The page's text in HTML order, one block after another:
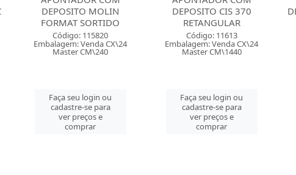
DEPOSITO CIS 370
RETANGULAR
Código: 11613
Embalagem: Venda CX\24
Master CM\1440
Faça seu login ou
cadastre-se para
ver preços e
comprar
DEPOSITO LEO&LEO COM
2 FUROS CESTINHA
Código: 116576
Embalagem: Venda CX\12
Master CM\720
Faça seu login ou
cadastre-se para
ver preços e
comprar